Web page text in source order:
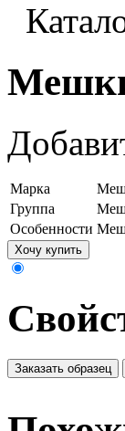
Марка
Группа
Особенности
Хочу купить
Заказать образец